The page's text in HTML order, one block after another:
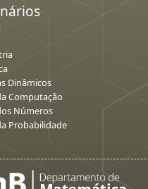
Dinâmicos
Computação
Números
Probabilidade